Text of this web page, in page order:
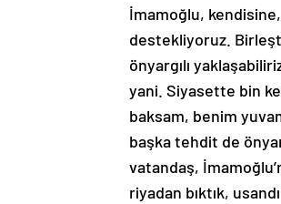
İmamoğlu, kendisine,
destekliyoruz.
önyargılı
yani. Siyasette bin
baksam, benim
başka tehdit de
vatandaş,
riyadan bıktık,